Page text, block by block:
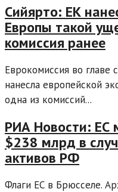
Сийярто: ЕК
Европы такой
комиссия ранее
Еврокомиссия во главе
нанесла европейской
одна из комиссий...
РИА Новости: ЕС
$238 млрд в
активов РФ
Флаги ЕС в Брюсселе.